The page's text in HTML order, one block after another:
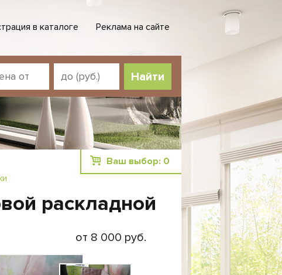
в каталоге Реклама на сайте
Ваш выбор: 0
раскладной
от 8 000 руб.